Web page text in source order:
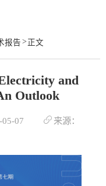
报告 > 正文
and
Outlook
07
来源：